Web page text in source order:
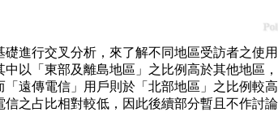
進行交叉分析，來了解不同地區受訪者之使
以「東部及離島地區」之比例高於其他地區
遠傳電信」用戶則於「北部地區」之比例較
之占比相對較低，因此後續部分暫且不作討論